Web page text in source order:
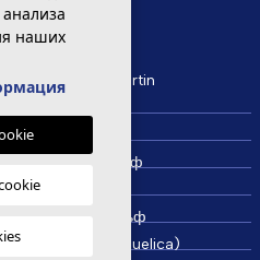
продажу Villamartin
в Кабо Роиг
Кампоамор Гольф
в Лос Дольсес
Лас Колинас Гольф
(La Ciñuelica)
наших